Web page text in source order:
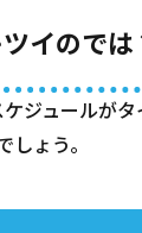
イのでは
ジュールが
ょう。